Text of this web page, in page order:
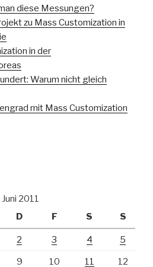
diese Messungen?
zu Mass Customization in
in der
Warum nicht gleich
mit Mass Customization
Juni 2011
D F S S
2 3 4 5
9 10 11 12